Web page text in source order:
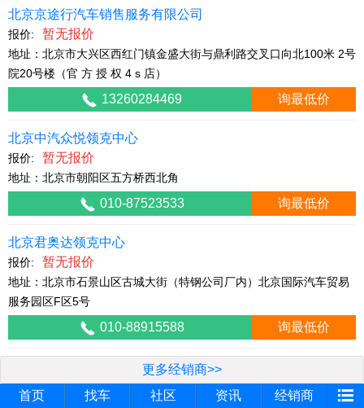
北京京途行汽车销售服务有限公司
报价: 暂无报价
地址：北京市大兴区西红门镇金盛大街与鼎利路交叉口向北100米 2号
院20号楼（官 方 授 权 4 s 店）
13260284469 询最低价
北京中汽众悦领克中心
报价: 暂无报价
地址：北京市朝阳区五方桥西北角
010-87523533 询最低价
北京君奥达领克中心
报价: 暂无报价
地址：北京市石景山区古城大街（特钢公司厂内）北京国际汽车贸易
服务园区F区5号
010-88915588 询最低价
更多经销商>>
首页
找车 社区 资讯 经销商